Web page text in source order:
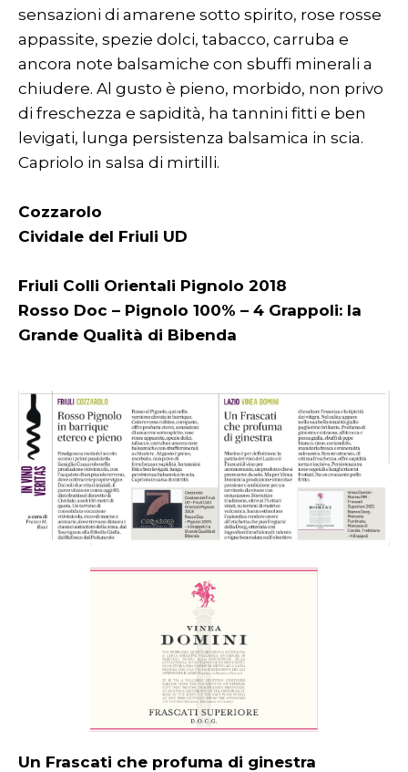
sensazioni di amarene sotto spirito, rose rosse
appassite, spezie dolci, tabacco, carruba e
ancora note balsamiche con sbuffi minerali a
chiudere. Al gusto è pieno, morbido, non privo
di freschezza e sapidità, ha tannini fitti e ben
levigati, lunga persistenza balsamica in scia.
Capriolo in salsa di mirtilli.
Cozzarolo
Cividale del Friuli UD
Friuli Colli Orientali Pignolo 2018
Rosso Doc – Pignolo 100% – 4 Grappoli: la
Grande Qualità di Bibenda
Un Frascati che profuma di ginestra